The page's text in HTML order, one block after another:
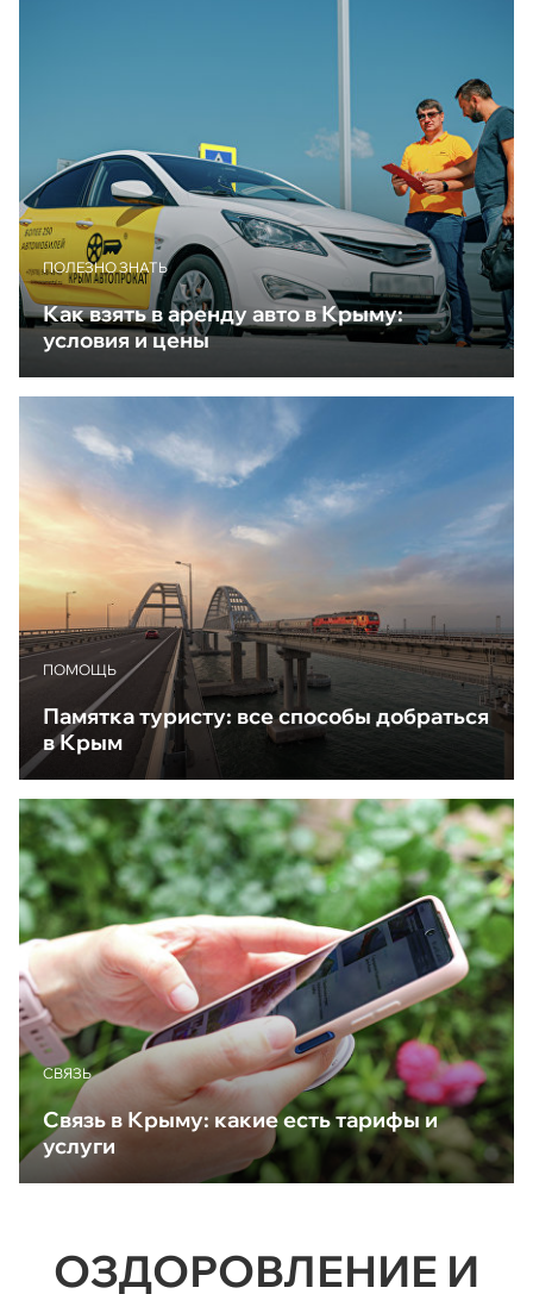
ПОЛЕЗНО ЗНАТЬ
Как взять в аренду авто в Крыму:
условия и цены
ПОМОЩЬ
Памятка туристу: все способы добраться
в Крым
CВЯЗЬ
Связь в Крыму: какие есть тарифы и
услуги
ОЗДОРОВЛЕНИЕ И